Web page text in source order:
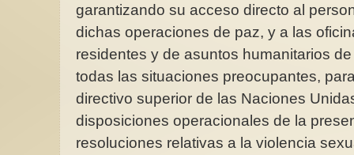
garantizando su acceso directo al
dichas operaciones de paz, y a las
residentes y de asuntos humanitarios
todas las situaciones preocupantes,
directivo superior de las Naciones
disposiciones operacionales de la
resoluciones relativas a la violencia